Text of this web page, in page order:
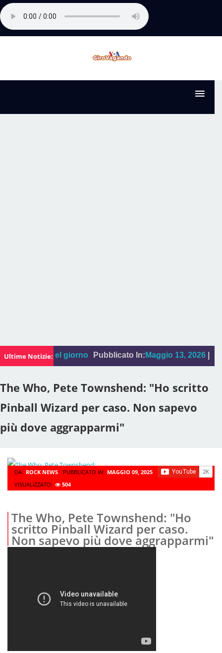
Ultime Notizie:
La foto del giorno Pubblicato In:Maggio 13, 2026 | "Sal
The Who, Pete Townshend: "Ho scritto
Pinball Wizard per caso. Non sapevo
più dove aggrapparmi"
DA: ROCK NEWS PUBBLICATO IN: MAGGIO 09, 2025
VISUALIZZATO:
504
The Who, Pete Townshend: "Ho
scritto Pinball Wizard per caso.
Non sapevo più dove aggrapparmi"